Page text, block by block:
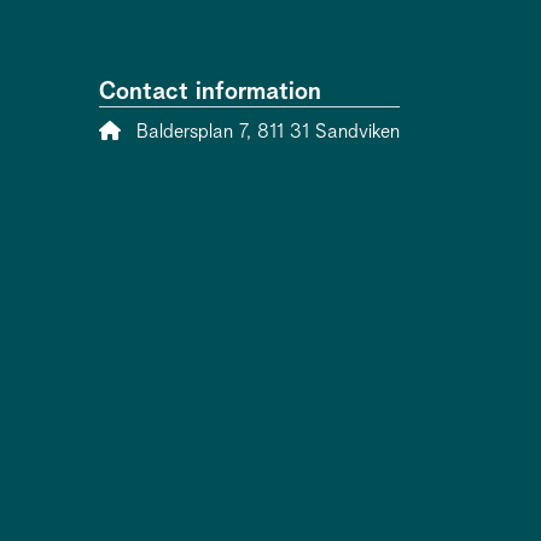
Contact information
Address:
Baldersplan 7, 811 31 Sandviken